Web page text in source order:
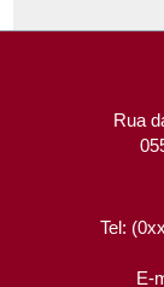
Rua
Tel:
E-